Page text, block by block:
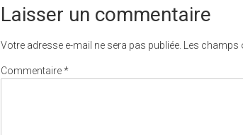
Laisser un commentaire
Votre adresse e-mail ne sera pas publiée. Les champs
Commentaire*